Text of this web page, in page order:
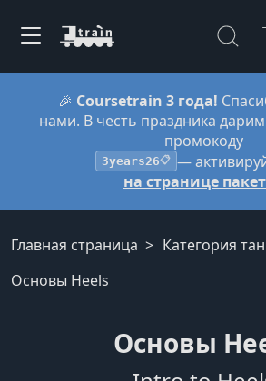
🎉 Coursetrain 3 года!
нами. В честь праздника дарим
промокоду
3years26📋 —
на странице
Главная страница
Категория
Основы Heels
Основы